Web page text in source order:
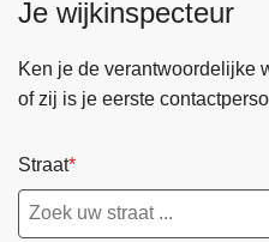
Je wijkinspecteur
Ken je de verantwoordelijke
of zij is je eerste
Straat